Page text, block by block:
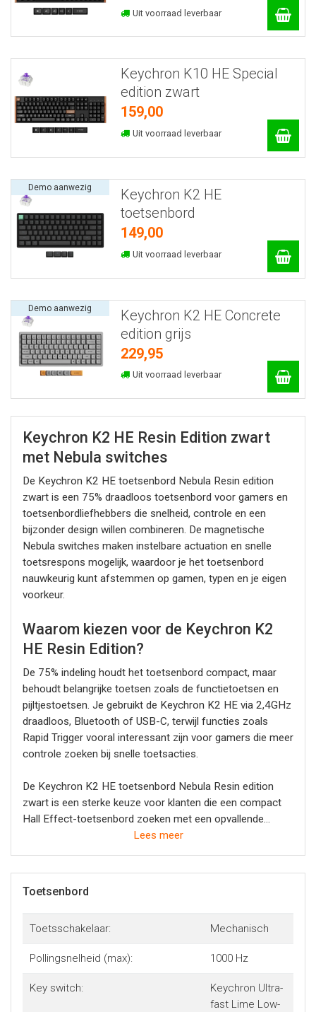
Uit voorraad leverbaar
Keychron K10 HE Special
edition zwart
159,00
Uit voorraad leverbaar
Keychron K2 HE
toetsenbord
149,00
Uit voorraad leverbaar
Demo aanwezig
Keychron K2 HE Concrete
edition grijs
229,95
Uit voorraad leverbaar
Demo aanwezig
Keychron K2 HE Resin Edition zwart
met Nebula switches
De Keychron K2 HE toetsenbord Nebula Resin edition
zwart is een 75% draadloos toetsenbord voor gamers en
toetsenbordliefhebbers die snelheid, controle en een
bijzonder design willen combineren. De magnetische
Nebula switches maken instelbare actuation en snelle
toetsrespons mogelijk, waardoor je het toetsenbord
nauwkeurig kunt afstemmen op gamen, typen en je eigen
voorkeur.
Waarom kiezen voor de Keychron K2
HE Resin Edition?
De 75% indeling houdt het toetsenbord compact, maar
behoudt belangrijke toetsen zoals de functietoetsen en
pijltjestoetsen. Je gebruikt de Keychron K2 HE via 2,4GHz
draadloos, Bluetooth of USB-C, terwijl functies zoals
Rapid Trigger vooral interessant zijn voor gamers die meer
controle zoeken bij snelle toetsacties.
De Keychron K2 HE toetsenbord Nebula Resin edition
zwart is een sterke keuze voor klanten die een compact
Hall Effect-toetsenbord zoeken met een opvallende
zwarte Resin Edition-afwerking. Dit model past vooral bij
compact formaat en een premium uitstraling.
Lees meer
Toetsenbord
Toetsschakelaar: Mechanisch
Pollingsnelheid (max): 1000 Hz
Key switch:
Keychron Ultra-
fast Lime Low-